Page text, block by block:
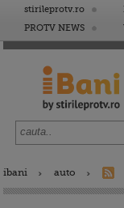
stirileprotv.ro
PROTV NEWS
ibani auto